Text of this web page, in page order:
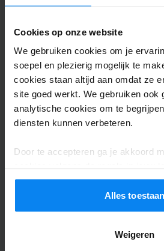
Cookies op onze website
We gebruiken cookies om je
soepel en plezierig mogelijk te
cookies staan altijd aan omdat ze
site goed werkt. We gebruiken ook
analytische cookies om te
diensten kunnen verbeteren.
Door te accepteren ga je akkoord
instellingen op elk moment
Privacybeleid.
Alles toestaan
Weigeren
Von Buchung bis
Anonym
Geparkeerd van 26/07/2026 tot 3/08/
Sehr freundlich, Auto
Valet buiten